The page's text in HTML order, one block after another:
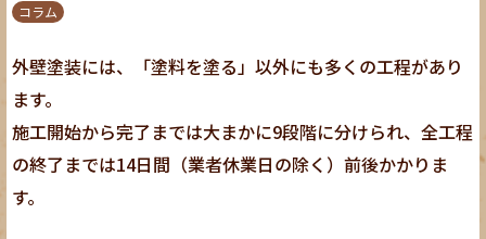
コラム
外壁塗装には、「塗料を塗る」以外にも多くの工程があり
ます。
施工開始から完了までは大まかに9段階に分けられ、全工程
の終了までは14日間（業者休業日の除く）前後かかりま
す。